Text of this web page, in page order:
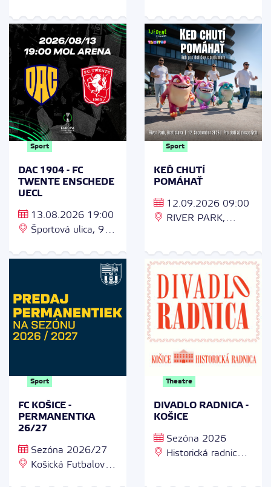
Nepelu, Odbojárov 9,
831 04 Bratislava
Sport
DAC 1904 - FC
TWENTE ENSCHEDE
UECL
13.08.2026 19:00
Športová ulica, 929
Sport
KEĎ CHUTÍ
POMÁHAŤ
12.09.2026 09:00
RIVER PARK,
Bratislava
Sport
FC KOŠICE -
PERMANENTKA
26/27
Sezóna 2026/27
Košická Futbalová
Theatre
DIVADLO RADNICA -
KOŠICE
Sezóna 2026
Historická radnica,